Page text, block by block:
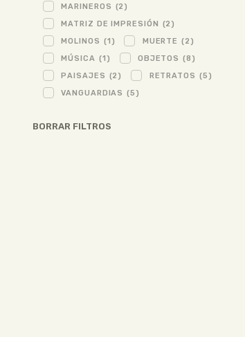
MARINEROS (2)
MATRIZ DE IMPRESIÓN (2)
MOLINOS (1) MUERTE (2)
MÚSICA (1) OBJETOS (8)
PAISAJES (2) RETRATOS (5)
VANGUARDIAS (5)
BORRAR FILTROS